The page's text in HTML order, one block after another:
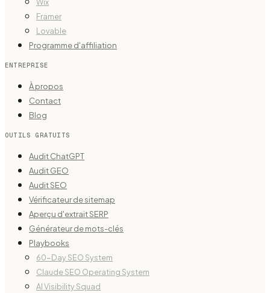
Wix
Framer
Lovable
Programme d'affiliation
ENTREPRISE
À propos
Contact
Blog
OUTILS GRATUITS
Audit ChatGPT
Audit GEO
Audit SEO
Vérificateur de sitemap
Aperçu d'extrait SERP
Générateur de mots-clés
Playbooks
60-Day SEO System
Claude SEO Operating System
AI Visibility Squad